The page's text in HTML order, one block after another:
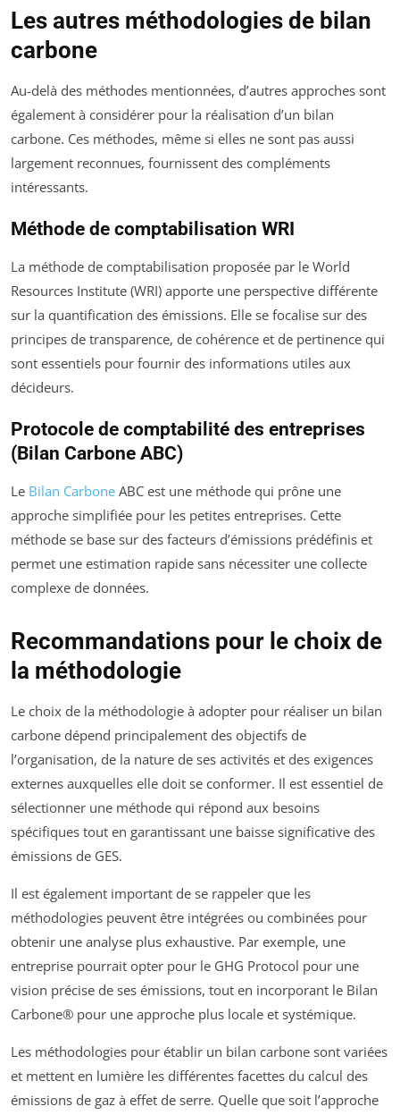
Les autres méthodologies de bilan
carbone
Au-delà des méthodes mentionnées, d’autres approches sont
également à considérer pour la réalisation d’un bilan
carbone. Ces méthodes, même si elles ne sont pas aussi
largement reconnues, fournissent des compléments
intéressants.
Méthode de comptabilisation WRI
La méthode de comptabilisation proposée par le World
Resources Institute (WRI) apporte une perspective différente
sur la quantification des émissions. Elle se focalise sur des
principes de transparence, de cohérence et de pertinence qui
sont essentiels pour fournir des informations utiles aux
décideurs.
Protocole de comptabilité des entreprises
(Bilan Carbone ABC)
Le Bilan Carbone ABC est une méthode qui prône une
approche simplifiée pour les petites entreprises. Cette
méthode se base sur des facteurs d’émissions prédéfinis et
permet une estimation rapide sans nécessiter une collecte
complexe de données.
Recommandations pour le choix de
la méthodologie
Le choix de la méthodologie à adopter pour réaliser un bilan
carbone dépend principalement des objectifs de
l’organisation, de la nature de ses activités et des exigences
externes auxquelles elle doit se conformer. Il est essentiel de
sélectionner une méthode qui répond aux besoins
spécifiques tout en garantissant une baisse significative des
émissions de GES.
Il est également important de se rappeler que les
méthodologies peuvent être intégrées ou combinées pour
obtenir une analyse plus exhaustive. Par exemple, une
entreprise pourrait opter pour le GHG Protocol pour une
vision précise de ses émissions, tout en incorporant le Bilan
Carbone® pour une approche plus locale et systémique.
Les méthodologies pour établir un bilan carbone sont variées
et mettent en lumière les différentes facettes du calcul des
émissions de gaz à effet de serre. Quelle que soit l’approche